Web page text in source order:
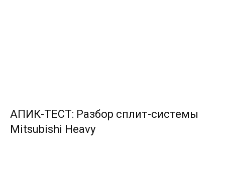
АПИК-ТЕСТ: Разбор сплит-системы
Mitsubishi Heavy